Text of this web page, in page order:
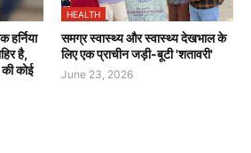
हर्निया
है,
कोई
HEALTH
समग्र स्वास्थ्य और स्वास्थ्य देखभाल के
लिए एक प्राचीन जड़ी-बूटी 'शतावरी'
June 23, 2026